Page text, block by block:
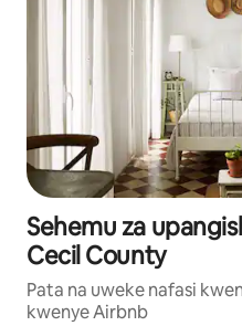
Sehemu za
Cecil County
Pata na uweke nafasi
kwenye Airbnb